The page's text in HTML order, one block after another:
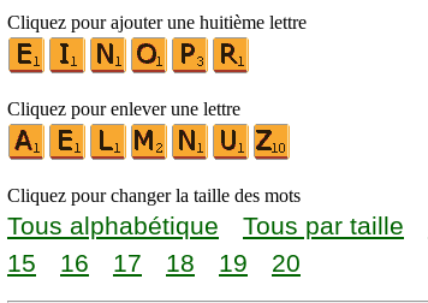
Cliquez pour ajouter une huitième lettre
Cliquez pour enlever une lettre
Cliquez pour changer la taille des mots
Tous alphabétique Tous par taille
15
16 17 18 19 20